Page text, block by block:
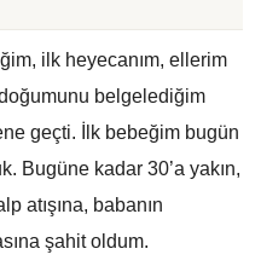
ilk heyecanım, ellerim
belgelediğim
geçti. İlk bebeğim bugün
Bugüne kadar 30’a yakın,
atışına, babanın
şahit oldum.